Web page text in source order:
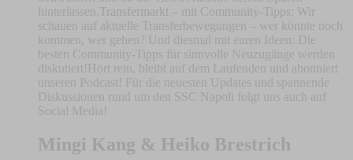
hinterlassen.Transfermarkt – mit Community-Tipps: Wir
schauen auf aktuelle Transferbewegungen – wer könnte noch
kommen, wer gehen? Und diesmal mit euren Ideen: Die
besten Community-Tipps für sinnvolle Neuzugänge werden
diskutiert!Hört rein, bleibt auf dem Laufenden und abonniert
unseren Podcast! Für die neuesten Updates und spannende
Diskussionen rund um den SSC Napoli folgt uns auch auf
Social Media!
Mingi Kang & Heiko Brestrich